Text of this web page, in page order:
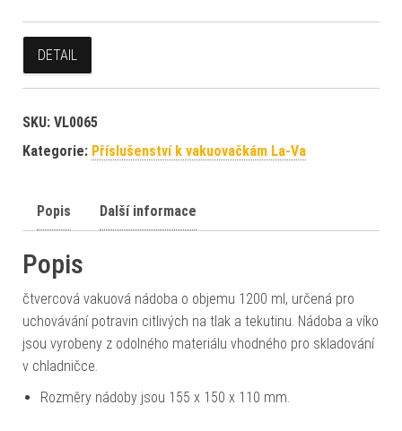
DETAIL
SKU: VL0065
Kategorie: Příslušenství k vakuovačkám La-Va
Popis Další informace
Popis
čtvercová vakuová nádoba o objemu 1200 ml, určená pro
uchovávání potravin citlivých na tlak a tekutinu. Nádoba a víko
jsou vyrobeny z odolného materiálu vhodného pro skladování
v chladničce.
Rozměry nádoby jsou 155 x 150 x 110 mm.